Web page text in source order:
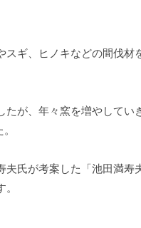
ギ、ヒノキなどの間伐材
が、年々窯を増やしてい
氏が考案した「池田満